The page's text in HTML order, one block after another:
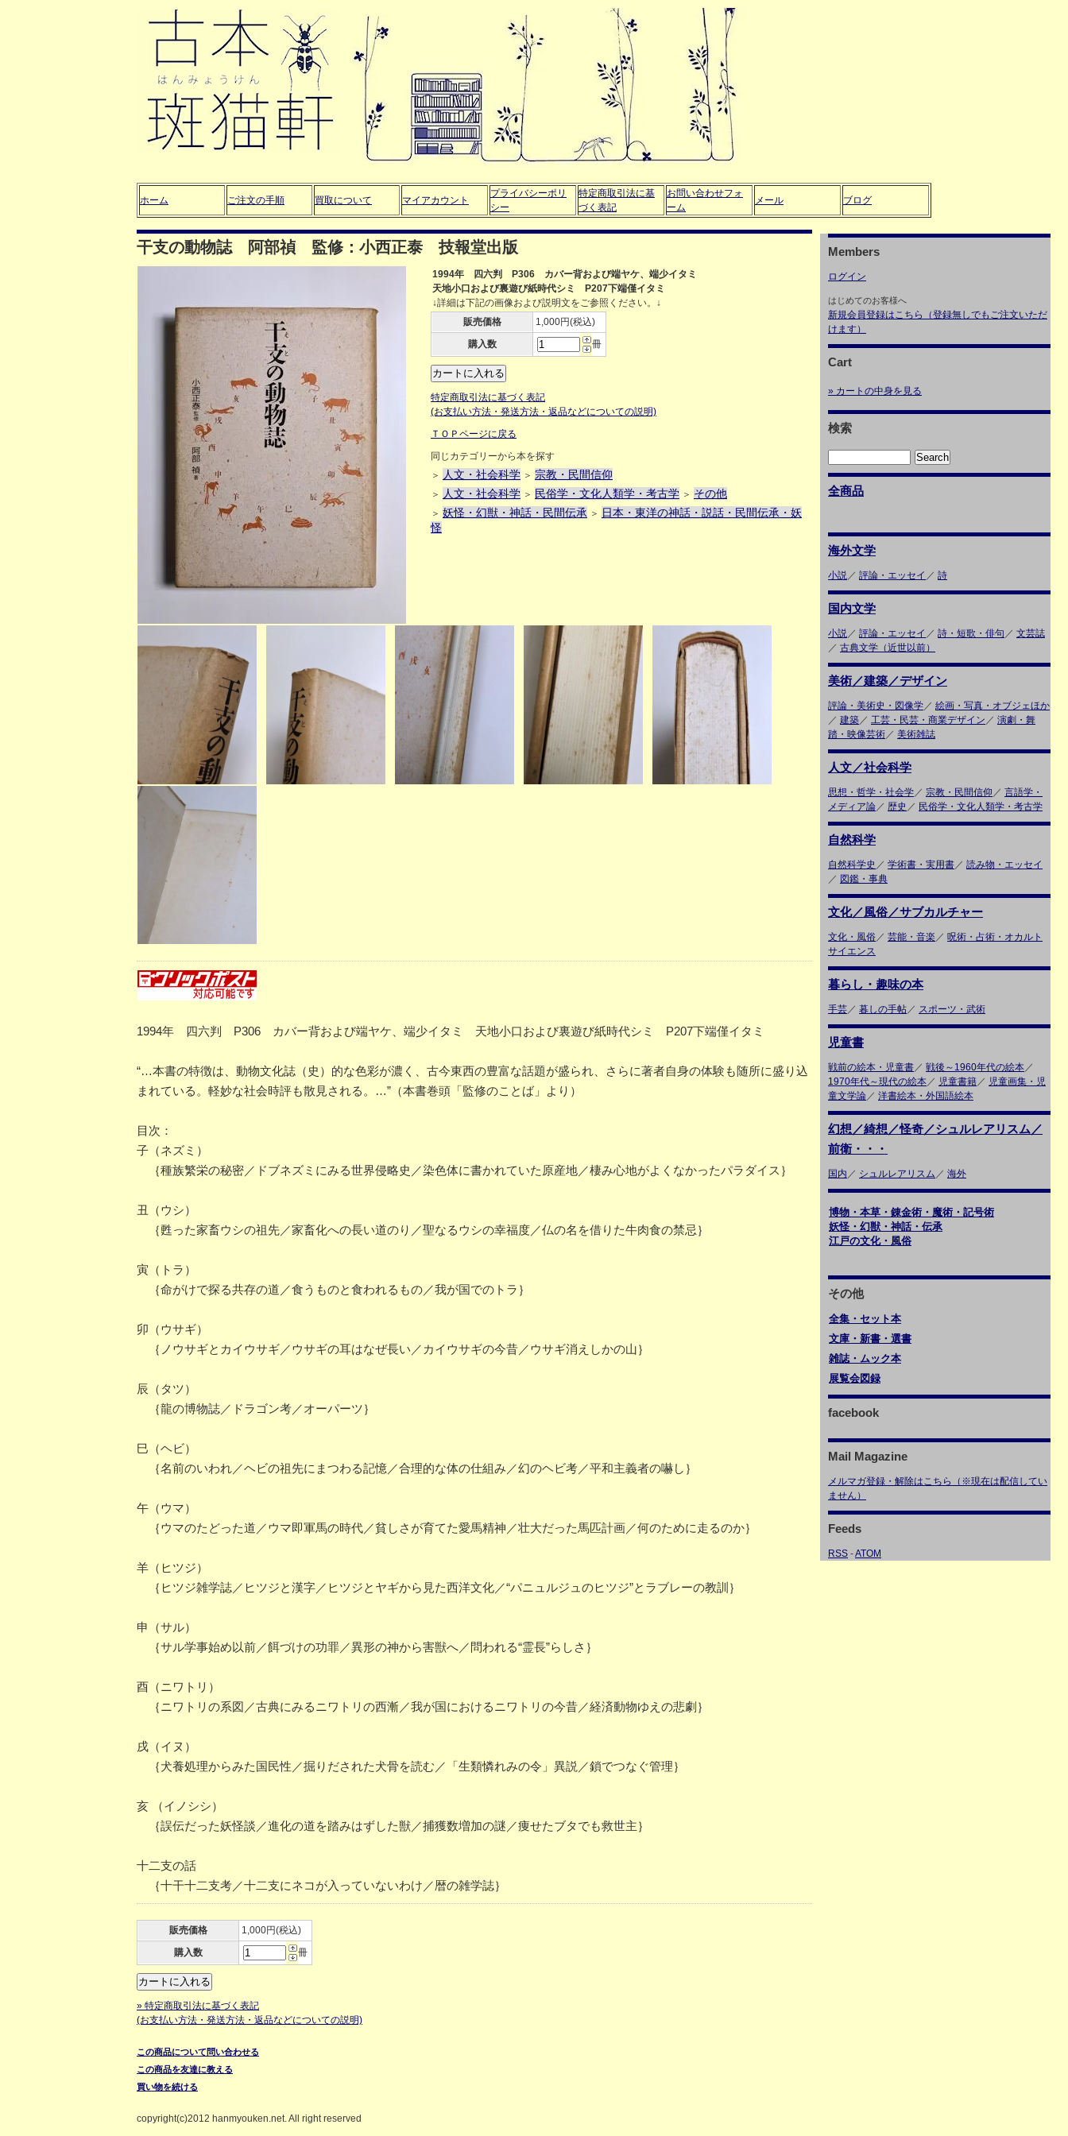
ホーム ご注文の手順 買取について マイアカウント
プライバシーポリ
シー
特定商取引法に基
づく表記
お問い合わせフォ
ーム
メール ブログ
干支の動物誌 阿部禎 監修：小西正泰 技報堂出版
1994年 四六判 P306 カバー背および端ヤケ、端少イタミ
天地小口および裏遊び紙時代シミ P207下端僅イタミ
↓詳細は下記の画像および説明文をご参照ください。↓
販売価格
1,000円(税込)
購入数
冊
特定商取引法に基づく表記
(お支払い方法・発送方法・返品などについての説明)
ＴＯＰページに戻る
同じカテゴリーから本を探す
＞
人文・社会科学 ＞ 宗教・民間信仰
＞ 人文・社会科学 ＞ 民俗学・文化人類学・考古学 ＞ その他
＞ 妖怪・幻獣・神話・民間伝承 ＞ 日本・東洋の神話・説話・民間伝承・妖
怪
1994年 四六判 P306 カバー背および端ヤケ、端少イタミ 天地小口および裏遊び紙時代シミ P207下端僅イタミ
“…本書の特徴は、動物文化誌（史）的な色彩が濃く、古今東西の豊富な話題が盛られ、さらに著者自身の体験も随所に盛り込
まれている。軽妙な社会時評も散見される。…”（本書巻頭「監修のことば」より）
目次：
子（ネズミ）
｛種族繁栄の秘密／ドブネズミにみる世界侵略史／染色体に書かれていた原産地／棲み心地がよくなかったパラダイス｝
丑（ウシ）
｛甦った家畜ウシの祖先／家畜化への長い道のり／聖なるウシの幸福度／仏の名を借りた牛肉食の禁忌｝
寅（トラ）
｛命がけで探る共存の道／食うものと食われるもの／我が国でのトラ｝
卯（ウサギ）
｛ノウサギとカイウサギ／ウサギの耳はなぜ長い／カイウサギの今昔／ウサギ消えしかの山｝
辰（タツ）
｛龍の博物誌／ドラゴン考／オーパーツ｝
巳（ヘビ）
｛名前のいわれ／ヘビの祖先にまつわる記憶／合理的な体の仕組み／幻のヘビ考／平和主義者の嚇し｝
午（ウマ）
｛ウマのたどった道／ウマ即軍馬の時代／貧しさが育てた愛馬精神／壮大だった馬匹計画／何のために走るのか｝
羊（ヒツジ）
｛ヒツジ雑学誌／ヒツジと漢字／ヒツジとヤギから見た西洋文化／“パニュルジュのヒツジ”とラブレーの教訓｝
申（サル）
｛サル学事始め以前／餌づけの功罪／異形の神から害獣へ／問われる“霊長”らしさ｝
酉（ニワトリ）
｛ニワトリの系図／古典にみるニワトリの西漸／我が国におけるニワトリの今昔／経済動物ゆえの悲劇｝
戌（イヌ）
｛犬養処理からみた国民性／掘りだされた犬骨を読む／「生類憐れみの令」異説／鎖でつなぐ管理｝
亥 （イノシシ）
｛誤伝だった妖怪談／進化の道を踏みはずした獣／捕獲数増加の謎／痩せたブタでも救世主｝
十二支の話
｛十干十二支考／十二支にネコが入っていないわけ／暦の雑学誌｝
販売価格
1,000円(税込)
購入数
冊
» 特定商取引法に基づく表記
(お支払い方法・発送方法・返品などについての説明)
この商品について問い合わせる
この商品を友達に教える
買い物を続ける
Members
ログイン
はじめてのお客様へ
新規会員登録はこちら（登録無しでもご注文いただ
けます）
Cart
» カートの中身を見る
検索
全商品
海外文学
小説／ 評論・エッセイ ／ 詩
国内文学
小説／ 評論・エッセイ ／ 詩・短歌・俳句 ／ 文芸誌
／ 古典文学（近世以前）
美術／建築／デザイン
評論・美術史・図像学／ 絵画・写真・オブジェほか
／ 建築／ 工芸・民芸・商業デザイン ／ 演劇・舞
踏・映像芸術／ 美術雑誌
人文／社会科学
思想・哲学・社会学／ 宗教・民間信仰 ／ 言語学・
メディア論／ 歴史 ／ 民俗学・文化人類学・考古学
自然科学
自然科学史 ／ 学術書・実用書／ 読み物・エッセイ
／ 図鑑・事典
文化／風俗／サブカルチャー
文化・風俗／ 芸能・音楽 ／ 呪術・占術・オカルト
サイエンス
暮らし・趣味の本
手芸／ 暮しの手帖／ スポーツ・武術
児童書
戦前の絵本・児童書／ 戦後～1960年代の絵本／
1970年代～現代の絵本／ 児童書籍／ 児童画集・児
童文学論／ 洋書絵本・外国語絵本
幻想／綺想／怪奇／シュルレアリスム／
前衛・・・
国内 ／ シュルレアリスム ／ 海外
博物・本草・錬金術・魔術・記号術
妖怪・幻獣・神話・伝承
江戸の文化・風俗
その他
全集・セット本
文庫・新書・選書
雑誌・ムック本
展覧会図録
facebook
Mail Magazine
メルマガ登録・解除はこちら（※現在は配信してい
ません）
Feeds
RSS -ATOM
copyright(c)2012 hanmyouken.net. All right reserved